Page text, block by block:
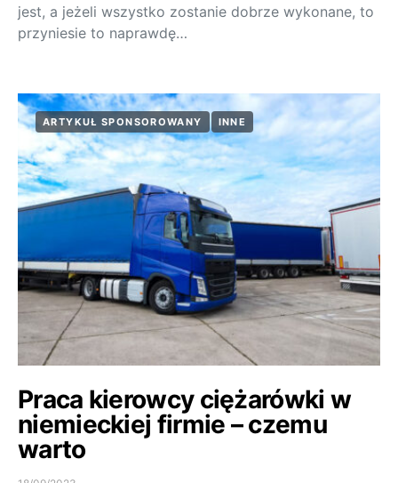
jest, a jeżeli wszystko zostanie dobrze wykonane, to
przyniesie to naprawdę…
ARTYKUŁ SPONSOROWANY INNE
Praca kierowcy ciężarówki w
niemieckiej firmie – czemu
warto